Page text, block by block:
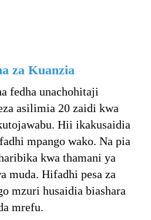
za Kuanzia
fedha unachohitaji
asilimia 20 zaidi kwa
Hii ikakusaidia
mpango wako. Na pia
kwa thamani ya
muda. Hifadhi pesa za
mzuri husaidia biashara
mrefu.